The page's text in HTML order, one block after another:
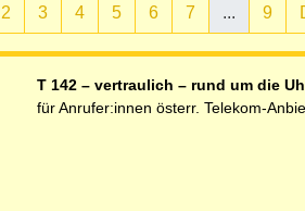
2 3 4 5 6 7 ... 9
T 142 – vertraulich – rund um die
für Anrufer:innen österr. Telekom-